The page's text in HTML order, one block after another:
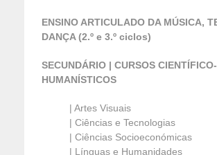
ENSINO ARTICULADO DA MÚSICA,
DANÇA (2.º e 3.º ciclos)
SECUNDÁRIO | CURSOS CIENTÍFICO-
HUMANÍSTICOS
| Artes Visuais
| Ciências e Tecnologias
| Ciências Socioeconómicas
| Línguas e Humanidades